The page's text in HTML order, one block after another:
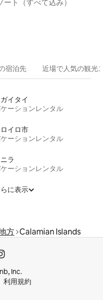
ト（すべて込み）
宿⁠泊⁠先 近場で人気の観光
イタイ
ーションレンタル
イロ市
ーションレンタル
ラ
ーションレンタル
に表示
方 Calamian Islands
Inc.
利用規約